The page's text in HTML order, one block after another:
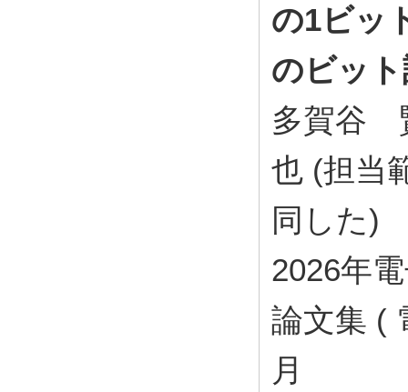
の1ビッ
のビッ
多賀谷
也 (担当
同した)
2026年
論文集 (
月